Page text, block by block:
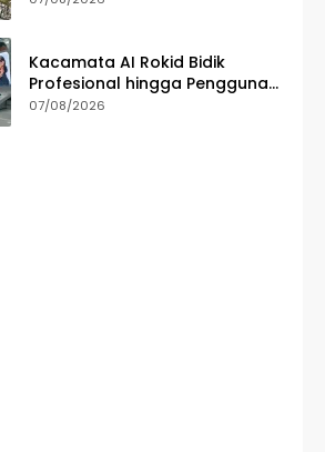
Kacamata AI Rokid Bidik
Profesional hingga Pengguna
Lifestyle
07/08/2026